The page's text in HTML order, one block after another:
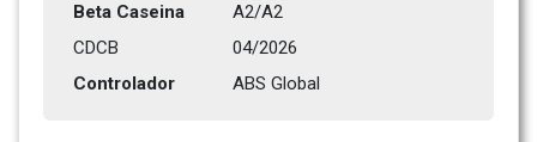
Beta Caseina
A2/A2
CDCB
04/2026
Controlador
ABS Global